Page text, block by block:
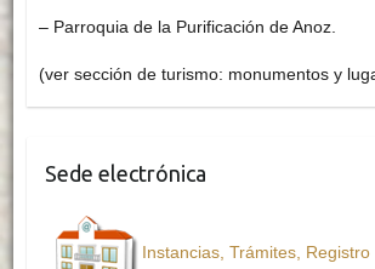
– Parroquia de la Purificación de Anoz.
(ver sección de turismo: monumentos y
Sede electrónica
Instancias, Trámites,